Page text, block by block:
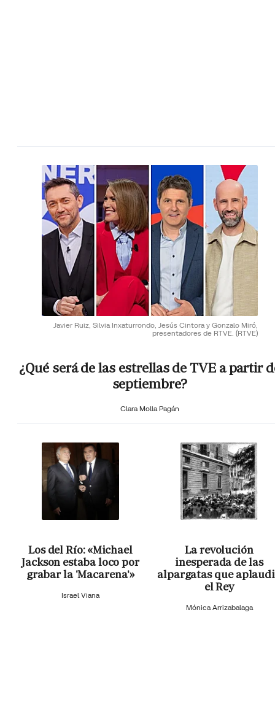
Javier Ruiz, Silvia Inxaturrondo, Jesús Cintora y Gonzalo Miró,
presentadores de RTVE. (RTVE)
¿Qué será de las estrellas de TVE a partir
septiembre?
Clara Molla Pagán
Los del Río: «Michael
Jackson estaba loco por
grabar la 'Macarena'»
Israel Viana
La revolución
inesperada de las
alpargatas que
el Rey
Mónica Arrizabalaga